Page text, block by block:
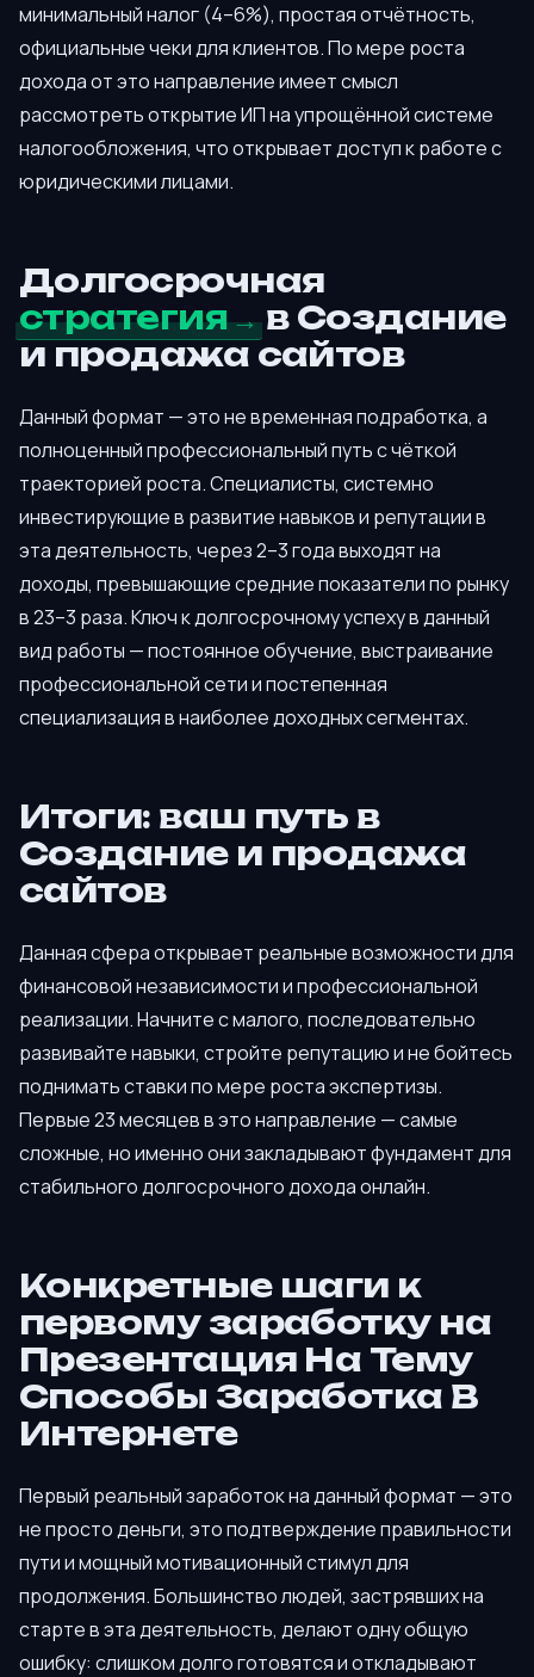
минимальный налог (4–6%), простая отчётность,
официальные чеки для клиентов. По мере роста
дохода от это направление имеет смысл
рассмотреть открытие ИП на упрощённой системе
налогообложения, что открывает доступ к работе с
юридическими лицами.
Долгосрочная
стратегия
в Создание
и продажа сайтов
Данный формат — это не временная подработка, а
полноценный профессиональный путь с чёткой
траекторией роста. Специалисты, системно
инвестирующие в развитие навыков и репутации в
эта деятельность, через 2–3 года выходят на
доходы, превышающие средние показатели по рынку
в 23–3 раза. Ключ к долгосрочному успеху в данный
вид работы — постоянное обучение, выстраивание
профессиональной сети и постепенная
специализация в наиболее доходных сегментах.
Итоги: ваш путь в
Создание и продажа
сайтов
Данная сфера открывает реальные возможности для
финансовой независимости и профессиональной
реализации. Начните с малого, последовательно
развивайте навыки, стройте репутацию и не бойтесь
поднимать ставки по мере роста экспертизы.
Первые 23 месяцев в это направление — самые
сложные, но именно они закладывают фундамент для
стабильного долгосрочного дохода онлайн.
Конкретные шаги к
первому заработку на
Презентация На Тему
Способы Заработка В
Интернете
Первый реальный заработок на данный формат — это
не просто деньги, это подтверждение правильности
пути и мощный мотивационный стимул для
продолжения. Большинство людей, застрявших на
старте в эта деятельность, делают одну общую
ошибку: слишком долго готовятся и откладывают